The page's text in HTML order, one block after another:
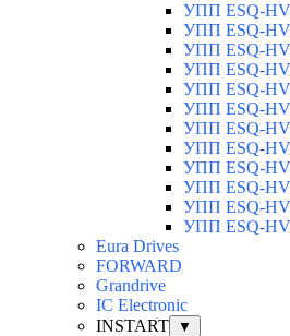
УПП ESQ-
УПП ESQ-
УПП ESQ-
УПП ESQ-
УПП ESQ-
УПП ESQ-
УПП ESQ-
УПП ESQ-
УПП ESQ-
УПП ESQ-
УПП ESQ-
УПП ESQ-
Eura Drives
FORWARD
Grandrive
IC Electronic
INSTART
▼